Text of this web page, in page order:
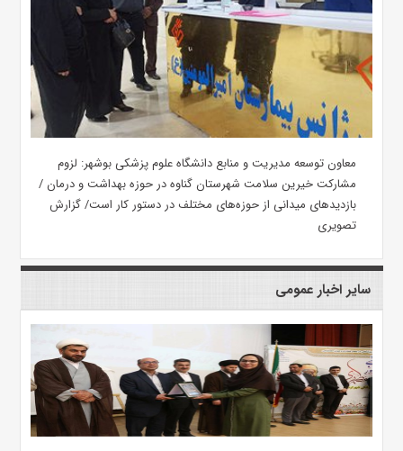
معاون توسعه مدیریت و منابع دانشگاه علوم پزشکی بوشهر: لزوم
مشارکت خیرین سلامت شهرستان گناوه در حوزه بهداشت و درمان /
بازدیدهای میدانی از حوزه‌های مختلف در دستور کار است/ گزارش
تصویری
سایر اخبار عمومی